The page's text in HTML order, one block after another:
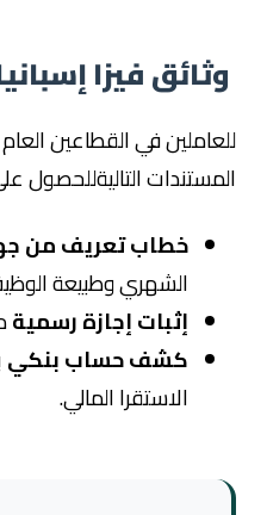
وثائق فيزا
للعاملين في القطاعين
المستندات التاليةللحصول
خطاب تعريف من
الشهري وطبيعة
إثبات إجازة رسمية
كشف حساب بنكي
الاستقرا المالي.